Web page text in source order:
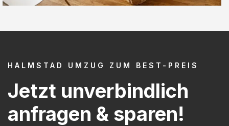
HALMSTAD UMZUG ZUM BEST-PREIS
Jetzt unverbindlich
anfragen & sparen!